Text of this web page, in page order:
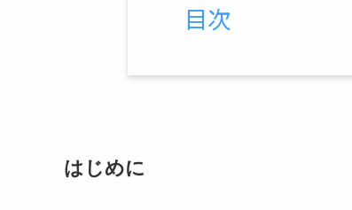
目次
はじめに